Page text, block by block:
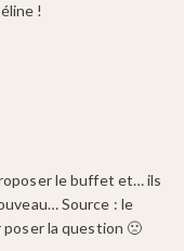
!
le buffet et… ils
Source : le
poser la question 🙁